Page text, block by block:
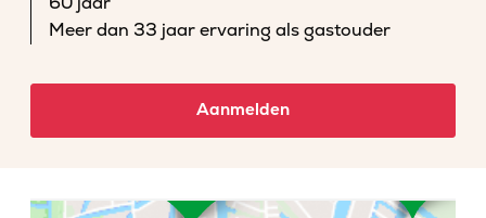
Meer dan 33 jaar ervaring als gastouder
Aanmelden